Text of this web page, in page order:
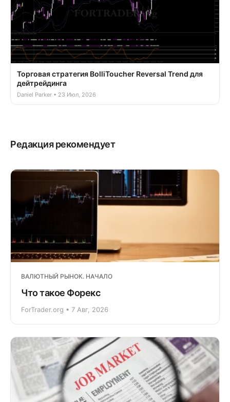
Торговая стратегия BolliToucher Reversal Trend для
дейтрейдинга
Daniel Parker • 23 Июл, 2026
Редакция рекомендует
ВАЛЮТНЫЙ РЫНОК. НАЧАЛО
Что такое Форекс
ForTrader.org • 7 Авг, 2026